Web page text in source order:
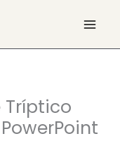
Tríptico
b